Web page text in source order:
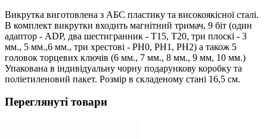
Викрутка виготовлена з АБС пластику та високоякісної сталі.
В комплект викрутки входить магнітний тримач, 9 біт (один
адаптор - ADP, два шестигранник - Т15, Т20, три плоскі - 3
мм., 5 мм.,6 мм., три хрестові - PH0, PH1, PH2) а також 5
головок торцевих ключів (6 мм., 7 мм., 8 мм., 9 мм, 10 мм.)
Упакована в індивідуальну чорну подарункову коробку та
поліетиленовий пакет. Розмір в складеному стані 16,5 см.
Переглянуті товари